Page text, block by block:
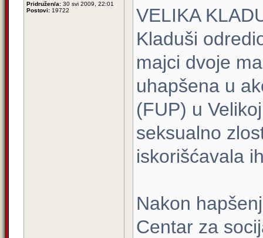
Pridružen/a: 30 svi 2009, 22:01
Postovi: 19722
VELIKA
Kladuši
majci dvoje
uhapšena u
(FUP) u
seksualno
iskorišćavala
Nakon
Centar za